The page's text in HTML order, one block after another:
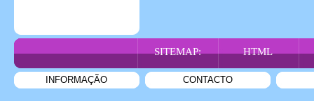
SITEMAP: HTML
INFORMAÇÃO CONTACTO